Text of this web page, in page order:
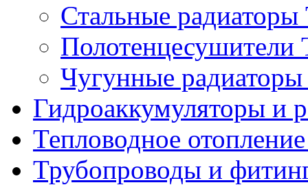
Стальные
Чугунные
Гидроаккумуляторы и
Тепловодное
Трубопроводы и